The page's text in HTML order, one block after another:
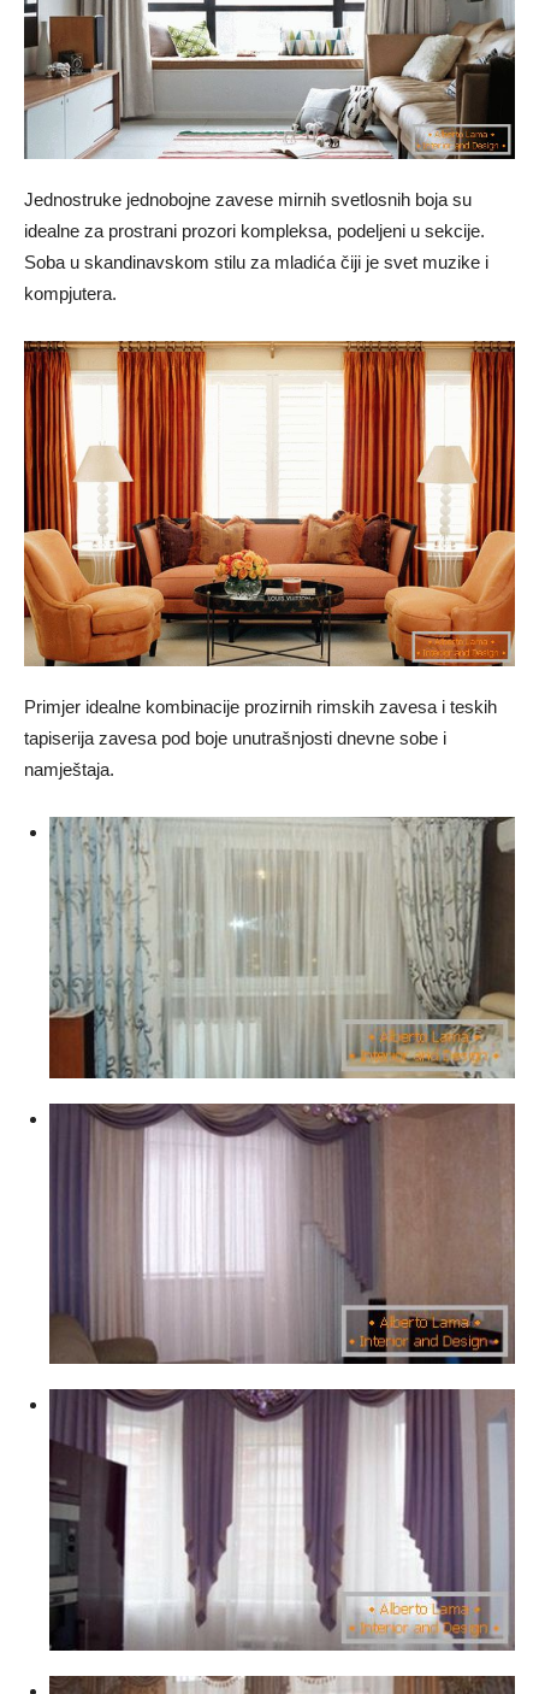
Jednostruke jednobojne zavese mirnih svetlosnih boja su
idealne za prostrani prozori kompleksa, podeljeni u sekcije.
Soba u skandinavskom stilu za mladića čiji je svet muzike i
kompjutera.
Primjer idealne kombinacije prozirnih rimskih zavesa i teskih
tapiserija zavesa pod boje unutrašnjosti dnevne sobe i
namještaja.